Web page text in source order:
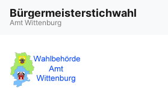
Bürgermeisterstichwahl
Amt Wittenburg